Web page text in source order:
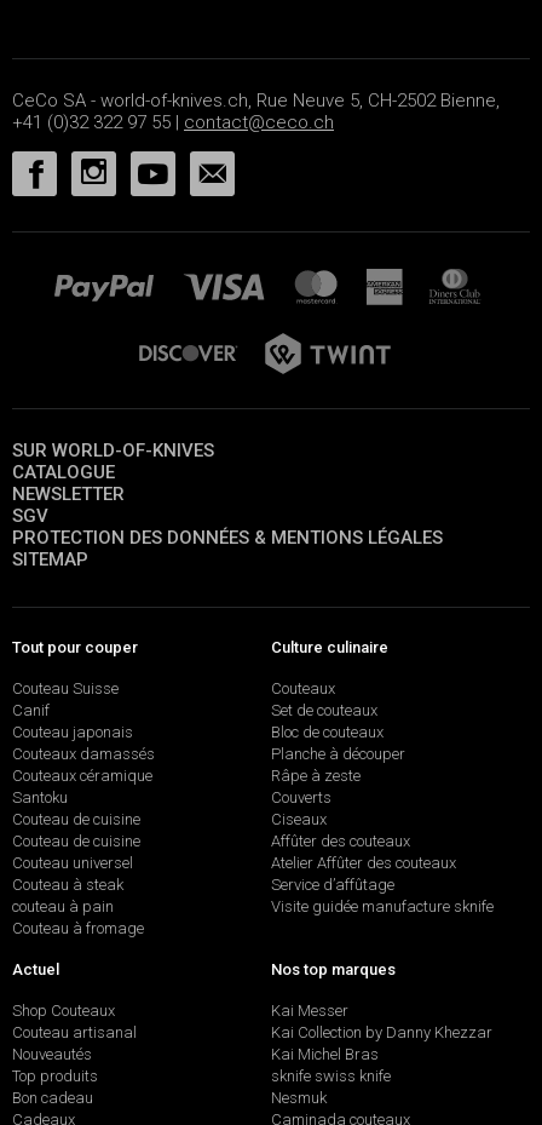
CeCo SA - world-of-knives.ch, Rue Neuve 5, CH-2502 Bienne,
+41 (0)32 322 97 55 | contact@ceco.ch
SUR WORLD-OF-KNIVES
CATALOGUE
NEWSLETTER
SGV
PROTECTION DES DONNÉES & MENTIONS LÉGALES
SITEMAP
Tout pour couper
Couteau Suisse
Canif
Couteau japonais
Couteaux damassés
Couteaux céramique
Santoku
Couteau de cuisine
Couteau de cuisine
Couteau universel
Couteau à steak
couteau à pain
Couteau à fromage
Culture culinaire
Couteaux
Set de couteaux
Bloc de couteaux
Planche à découper
Râpe à zeste
Couverts
Ciseaux
Affûter des couteaux
Atelier Affûter des couteaux
Service d’affûtage
Visite guidée manufacture sknife
Actuel
Shop Couteaux
Couteau artisanal
Nouveautés
Top produits
Bon cadeau
Cadeaux
Nos top marques
Kai Messer
Kai Collection by Danny Khezzar
Kai Michel Bras
sknife swiss knife
Nesmuk
Caminada couteaux